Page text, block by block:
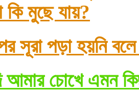
কি মুছে যায়?
সূরা পড়া হয়নি
আমার চোখে এমন